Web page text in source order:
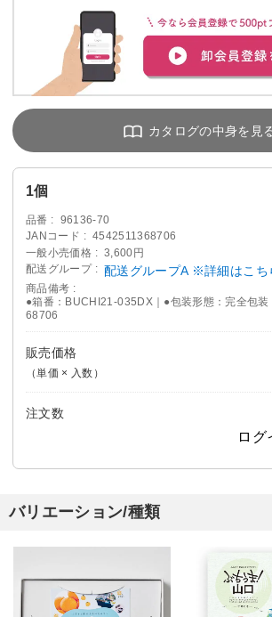
1個
品番
96136-70
JANコード
4542511368706
一般小売価格
3,600円
配送グループ
配送グループA ※詳細はこち
商品備考
●箱番：BUCHI21-035DX｜●包装形態：完全包
68706
販売価格
（単価 × 入数）
注文数
ログ
バリエーション/種類